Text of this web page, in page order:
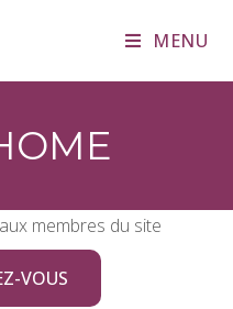
MENU
membres du site
VOUS